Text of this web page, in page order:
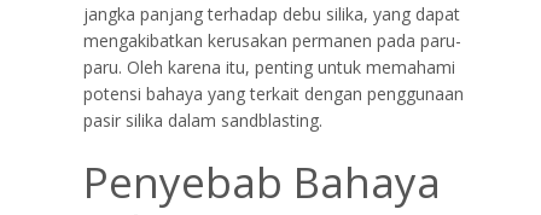
jangka panjang terhadap debu silika, yang dapat
mengakibatkan kerusakan permanen pada paru-
paru. Oleh karena itu, penting untuk memahami
potensi bahaya yang terkait dengan penggunaan
pasir silika dalam sandblasting.
Penyebab Bahaya